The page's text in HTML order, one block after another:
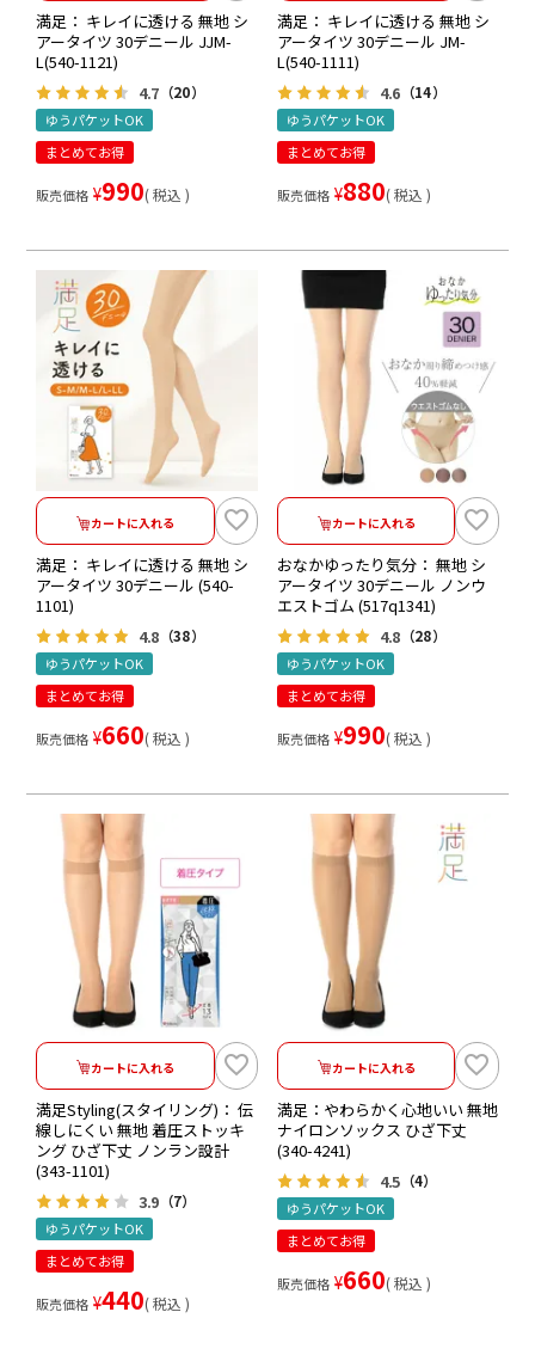
満足： キレイに透ける 無地 シ
アータイツ 30デニール JJM-
L(540-1121)
4.7 （20）
ゆうパケットOK
まとめてお得
販売価格 ¥990 税込
満足： キレイに透ける 無地 シ
アータイツ 30デニール JM-
L(540-1111)
4.6 （14）
ゆうパケットOK
まとめてお得
販売価格 ¥880 税込
カートに入れる
満足： キレイに透ける 無地 シ
アータイツ 30デニール (540-
1101)
4.8 （38）
ゆうパケットOK
まとめてお得
販売価格 ¥660 税込
カートに入れる
おなかゆったり気分： 無地 シ
アータイツ 30デニール ノンウ
エストゴム (517q1341)
4.8 （28）
ゆうパケットOK
まとめてお得
販売価格 ¥990 税込
カートに入れる
満足Styling(スタイリング)： 伝
線しにくい 無地 着圧ストッキ
ング ひざ下丈 ノンラン設計
(343-1101)
3.9 （7）
ゆうパケットOK
まとめてお得
販売価格 ¥440 税込
カートに入れる
満足：やわらかく心地いい 無地
ナイロンソックス ひざ下丈
(340-4241)
4.5 （4）
ゆうパケットOK
まとめてお得
販売価格 ¥660 税込